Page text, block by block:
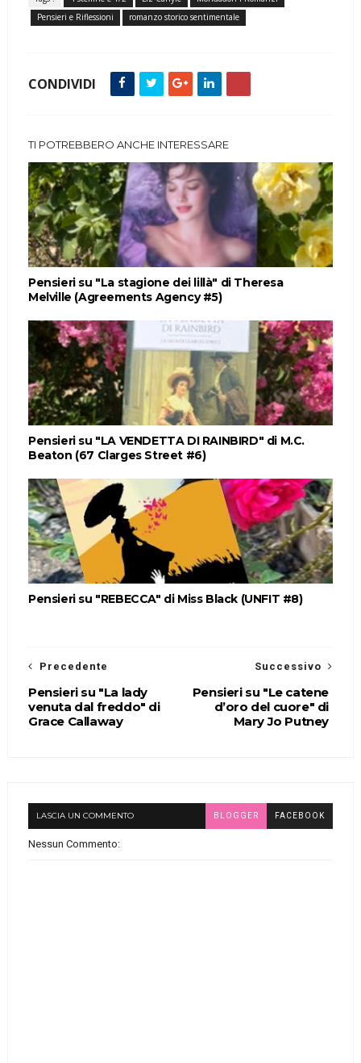
Pensieri e Riflessioni
romanzo storico sentimentale
CONDIVIDI
TI POTREBBERO ANCHE INTERESSARE
Pensieri su "La stagione dei lillà" di Theresa
Melville (Agreements Agency #5)
Pensieri su "LA VENDETTA DI RAINBIRD" di M.C.
Beaton (67 Clarges Street #6)
Pensieri su "REBECCA" di Miss Black (UNFIT #8)
Successivo
Pensieri su "Le catene
d’oro del cuore" di
Mary Jo Putney
Precedente
Pensieri su "La lady
venuta dal freddo" di
Grace Callaway
LASCIA UN COMMENTO BLOGGER FACEBOOK
Nessun Commento: